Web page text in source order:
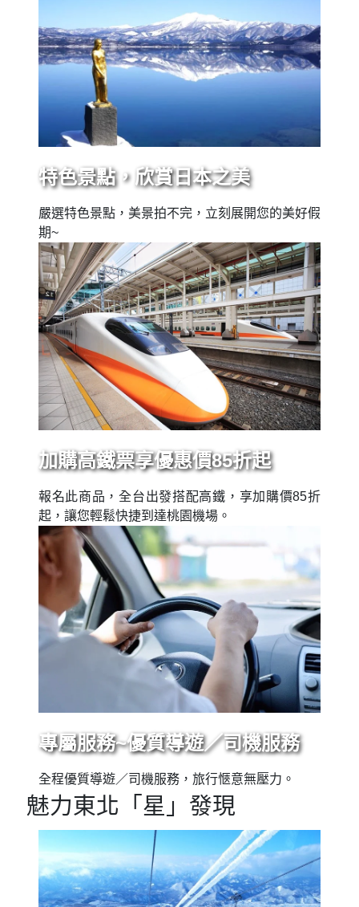
特色景點，欣賞日本之美
嚴選特色景點，美景拍不完，立刻展開您的美好假
期~
加購高鐵票享優惠價85折起
報名此商品，全台出發搭配高鐵，享加購價85折
起，讓您輕鬆快捷到達桃園機場。
專屬服務~優質導遊／司機服務
全程優質導遊／司機服務，旅行愜意無壓力。
魅力東北「星」發現